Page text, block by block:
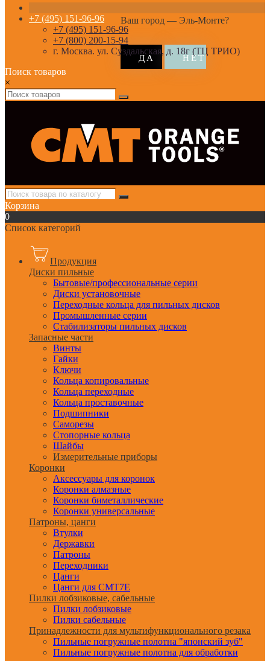
Ваш город — Эль-Монте?
+7 (495) 151-96-96
+7 (495) 151-96-96
+7 (800) 200-15-94
г. Москва. ул. Суздальская, д. 18г (ТЦ ТРИО)
Поиск товаров
×
Корзина
0
Список категорий
Продукция
Диски пильные
Бытовые/профессиональные серии
Диски установочные
Переходные кольца для пильных дисков
Промышленные серии
Стабилизаторы пильных дисков
Запасные части
Винты
Гайки
Ключи
Кольца копировальные
Кольца переходные
Кольца проставочные
Подшипники
Саморезы
Стопорные кольца
Шайбы
Измерительные приборы
Коронки
Аксессуары для коронок
Коронки алмазные
Коронки биметаллические
Коронки универсальные
Патроны, цанги
Втулки
Державки
Патроны
Переходники
Цанги
Цанги для CMT7E
Пилки лобзиковые, сабельные
Пилки лобзиковые
Пилки сабельные
Принадлежности для мультифункционального резака
Пильные погружные полотна "японский зуб"
Пильные погружные полотна для обработки